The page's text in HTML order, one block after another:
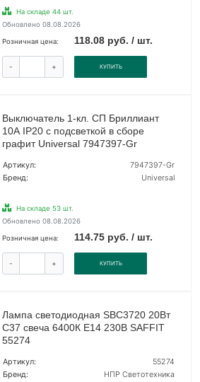
На складе 44 шт.
Обновлено 08.08.2026
Розничная цена: 118.08 руб. / шт.
- + КУПИТЬ
Выключатель 1-кл. СП Бриллиант
10А IP20 с подсветкой в сборе
графит Universal 7947397-Gr
Артикул:
7947397-Gr
Бренд:
Universal
На складе 53 шт.
Обновлено 08.08.2026
Розничная цена: 114.75 руб. / шт.
- + КУПИТЬ
Лампа светодиодная SBC3720 20Вт
C37 свеча 6400К E14 230В SAFFIT
55274
Артикул:
55274
Бренд:
НПР Светотехника